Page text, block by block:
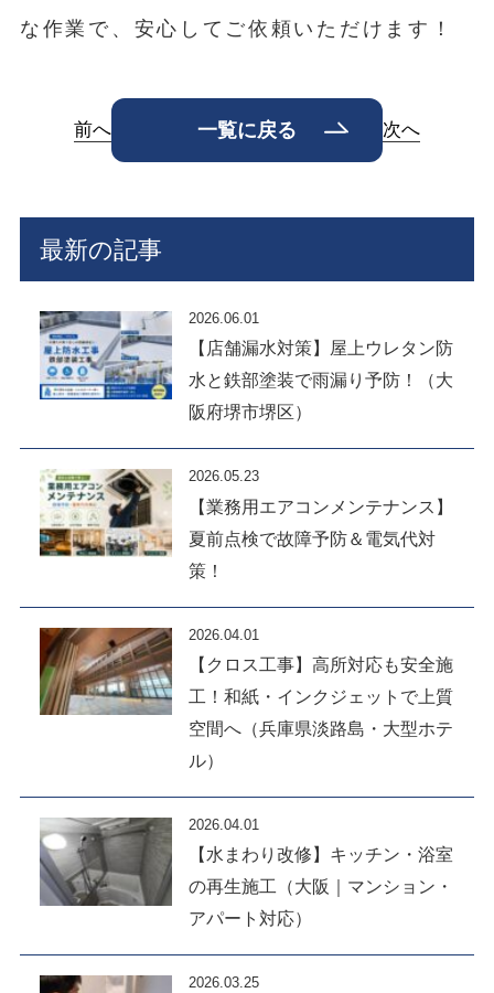
な作業で、安心してご依頼いただけます！
前へ 一覧に戻る 次へ
最新の記事
2026.06.01
【店舗漏水対策】屋上ウレタン防
水と鉄部塗装で雨漏り予防！（大
阪府堺市堺区）
2026.05.23
【業務用エアコンメンテナンス】
夏前点検で故障予防＆電気代対
策！
2026.04.01
【クロス工事】高所対応も安全施
工！和紙・インクジェットで上質
空間へ（兵庫県淡路島・大型ホテ
ル）
2026.04.01
【水まわり改修】キッチン・浴室
の再生施工（大阪｜マンション・
アパート対応）
2026.03.25